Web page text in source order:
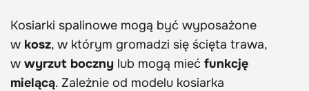
Kosiarki spalinowe mogą być wyposażone
w kosz, w którym gromadzi się ścięta trawa,
w wyrzut boczny lub mogą mieć funkcję
mielącą. Zależnie od modelu kosiarka